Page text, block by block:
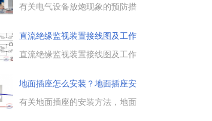
朋友参考下。...
有关电气设备放炮现象的预防措
象，指电气设备因故障等原因所
引起的瞬间短路现象，定期巡查
和检修电气设备，消除电气设备
直流绝缘监视装置接线图及工作
原
直流绝缘监视装置接线图及工作
方法，常用的绝缘监察装置接线
图，正常时，电压表1PV开路，
而使ST1的触点5-7、9-11（ ST1
地面插座怎么安装？地面插座安
装图
有关地面插座的安装方法，地面